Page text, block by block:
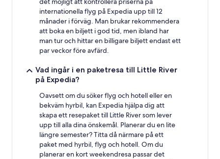
internationella flyg på Expedia upp till 12
månader i förväg. Man brukar rekommendera
att boka en biljett i god tid, men ibland har
man tur och hittar en billigare biljett endast ett
par veckor före avfärd.
Vad ingår i en paketresa till Little River
på Expedia?
Oavsett om du söker flyg och hotell eller en
bekväm hyrbil, kan Expedia hjälpa dig att
skapa ett resepaket till Little River som lever
upp till alla dina önskemål. Planerar du en lite
längre semester? Titta då närmare på ett
paket med hyrbil, flyg och hotell. Om du
planerar en kort weekendresa passar det